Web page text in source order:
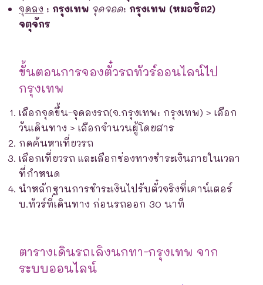
จุดลง : กรุงเทพ จุดจอด: กรุงเทพ (หมอชิต2)
จตุจักร
ขั้นตอนการจองตั๋วรถทัวร์ออนไลน์ไป
กรุงเทพ
เลือกจุดขึ้น-จุดลงรถ(จ.กรุงเทพ: กรุงเทพ) > เลือก
วันเดินทาง > เลือกจำนวนผู้โดยสาร
กดค้นหาเที่ยวรถ
เลือกเที่ยวรถ และเลือกช่องทางชำระเงินภายในเวลา
ที่กำหนด
นำหลักฐานการชำระเงินไปรับตั๋วจริงที่เคาน์เตอร์
บ.ทัวร์ที่เดินทาง ก่อนรถออก 30 นาที
ตารางเดินรถเลิงนกทา-กรุงเทพ จาก
ระบบออนไลน์